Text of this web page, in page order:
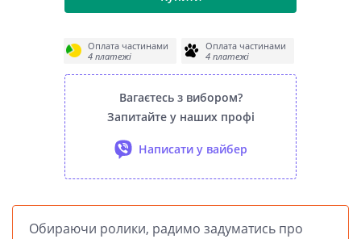
Оплата частинами
4 платежі
Оплата частинами
4 платежі
Вагаєтесь з вибором?
Запитайте у наших профі
Написати у вайбер
Обираючи ролики, радимо задуматись про